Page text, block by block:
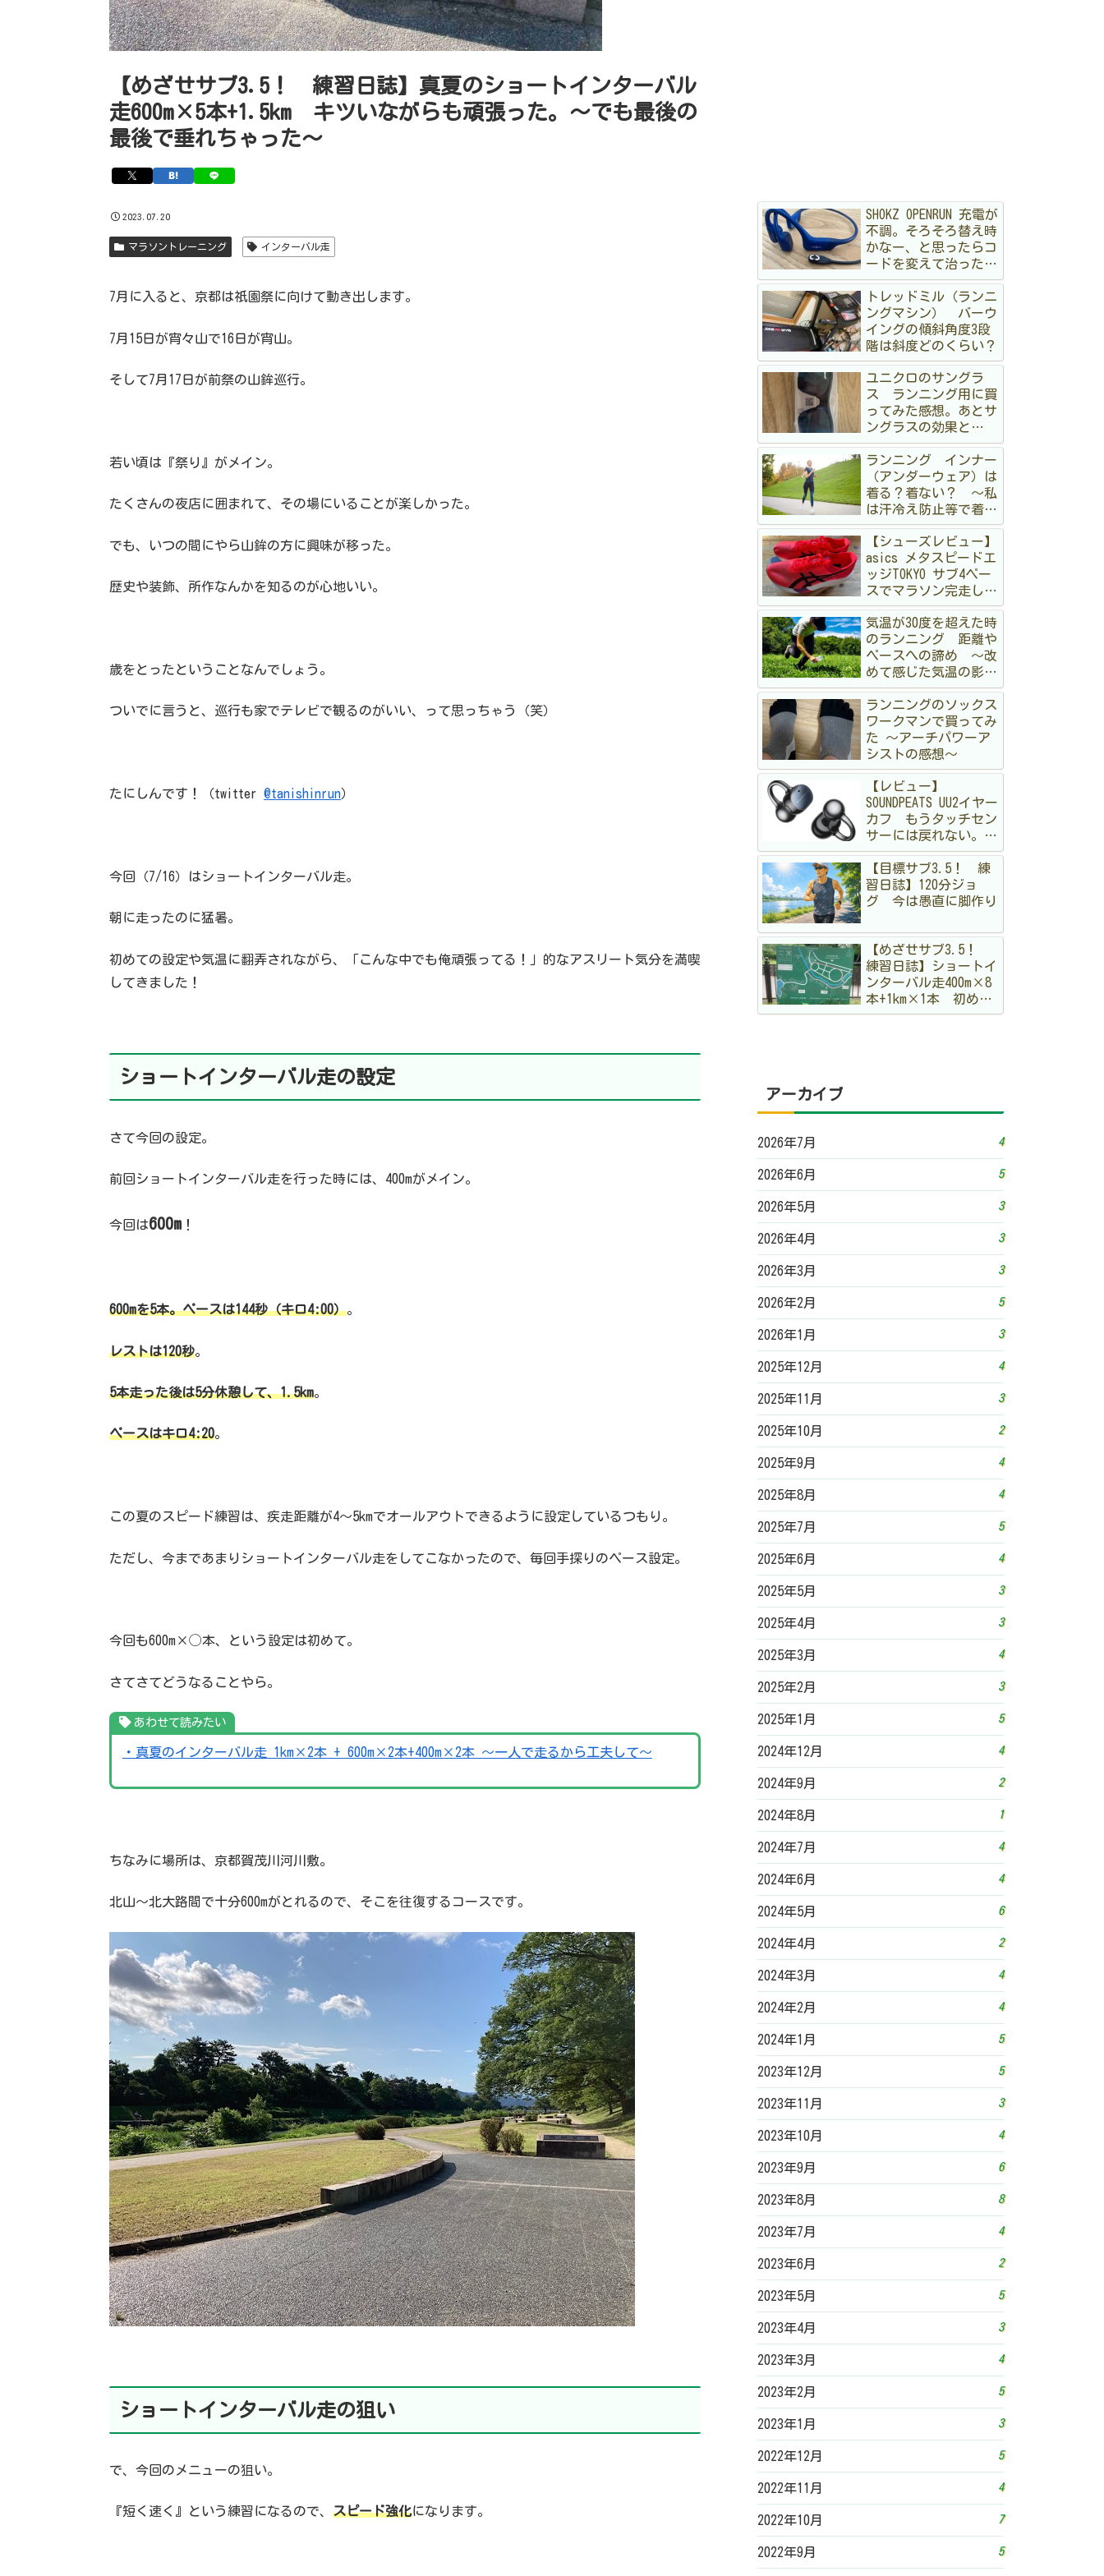
【めざせサブ3.5！ 練習日誌】真夏のショートインターバル
走600m×5本+1.5km キツいながらも頑張った。〜でも最後の
最後で垂れちゃった〜
2023.07.20
マラソントレーニング インターバル走
7月に入ると、京都は祇園祭に向けて動き出します。
7月15日が宵々山で16日が宵山。
そして7月17日が前祭の山鉾巡行。
若い頃は『祭り』がメイン。
たくさんの夜店に囲まれて、その場にいることが楽しかった。
でも、いつの間にやら山鉾の方に興味が移った。
歴史や装飾、所作なんかを知るのが心地いい。
歳をとったということなんでしょう。
ついでに言うと、巡行も家でテレビで観るのがいい、って思っちゃう（笑）
たにしんです！（twitter @tanishinrun）
今回（7/16）はショートインターバル走。
朝に走ったのに猛暑。
初めての設定や気温に翻弄されながら、「こんな中でも俺頑張ってる！」的なアスリート気分を満喫
してきました！
ショートインターバル走の設定
さて今回の設定。
前回ショートインターバル走を行った時には、400mがメイン。
今回は600m ！
600mを5本。ペースは144秒（キロ4:00）。
レストは120秒。
5本走った後は5分休憩して、1.5km。
ペースはキロ4:20。
この夏のスピード練習は、疾走距離が4〜5kmでオールアウトできるように設定しているつもり。
ただし、今まであまりショートインターバル走をしてこなかったので、毎回手探りのペース設定。
今回も600m×◯本、という設定は初めて。
さてさてどうなることやら。
あわせて読みたい
・真夏のインターバル走 1km×2本 + 600m×2本+400m×2本 〜一人で走るから工夫して〜
ちなみに場所は、京都賀茂川河川敷。
北山〜北大路間で十分600mがとれるので、そこを往復するコースです。
ショートインターバル走の狙い
で、今回のメニューの狙い。
『短く速く』という練習になるので、 スピード強化になります。
SHOKZ OPENRUN 充電が
不調。そろそろ替え時
かなー、と思ったらコ
ードを変えて治ったハ
ナシ
トレッドミル（ランニ
ングマシン） バーウ
イングの傾斜角度3段
階は斜度どのくらい？
ユニクロのサングラ
ス ランニング用に買
ってみた感想。あとサ
ングラスの効果と
か 〜オークリーも持
ってるけど〜
ランニング インナー
（アンダーウェア）は
着る？着ない？ 〜私
は汗冷え防止等で着る
派です〜
【シューズレビュー】
asics メタスピードエ
ッジTOKYO サブ4ペー
スでマラソン完走して
みた
気温が30度を超えた時
のランニング 距離や
ペースへの諦め 〜改
めて感じた気温の影
響〜
ランニングのソックス
ワークマンで買ってみ
た 〜アーチパワーア
シストの感想〜
【レビュー】
SOUNDPEATS UU2イヤー
カフ もうタッチセン
サーには戻れない。走
る私が「物理ボタン」
に狂喜乱舞した理由
【目標サブ3.5！ 練
習日誌】120分ジョ
グ 今は愚直に脚作り
【めざせサブ3.5！
練習日誌】ショートイ
ンターバル走400m×8
本+1km×1本 初めて
のメニュー。まだ手探
アーカイブ
2026年7月 4
2026年6月 5
2026年5月 3
2026年4月 3
2026年3月 3
2026年2月 5
2026年1月 3
2025年12月 4
2025年11月 3
2025年10月 2
2025年9月 4
2025年8月 4
2025年7月 5
2025年6月 4
2025年5月 3
2025年4月 3
2025年3月 4
2025年2月 3
2025年1月 5
2024年12月 4
2024年9月 2
2024年8月 1
2024年7月 4
2024年6月 4
2024年5月 6
2024年4月 2
2024年3月 4
2024年2月 4
2024年1月 5
2023年12月 5
2023年11月 3
2023年10月 4
2023年9月 6
2023年8月 8
2023年7月 4
2023年6月 2
2023年5月 5
2023年4月 3
2023年3月 4
2023年2月 5
2023年1月 3
2022年12月 5
2022年11月 4
2022年10月 7
2022年9月 5